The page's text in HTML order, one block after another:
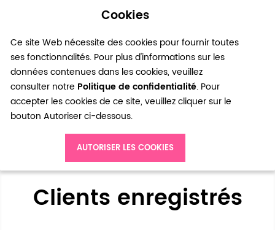
Cookies
Ce site Web nécessite des cookies pour fournir toutes
ses fonctionnalités. Pour plus d'informations sur les
données contenues dans les cookies, veuillez
consulter notre Politique de confidentialité. Pour
accepter les cookies de ce site, veuillez cliquer sur le
bouton Autoriser ci-dessous.
AUTORISER LES COOKIES
0
Accès client
Clients enregistrés